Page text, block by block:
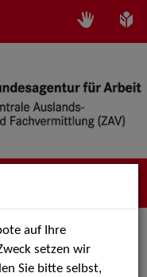
als PDF speichern
auf Ihre
setzen wir
Sie bitte selbst,